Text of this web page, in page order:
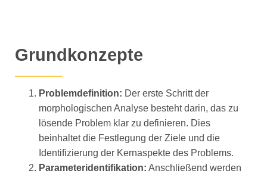
Grundkonzepte
Problemdefinition: Der erste Schritt der
morphologischen Analyse besteht darin, das zu
lösende Problem klar zu definieren. Dies
beinhaltet die Festlegung der Ziele und die
Identifizierung der Kernaspekte des Problems.
Parameteridentifikation: Anschließend werden